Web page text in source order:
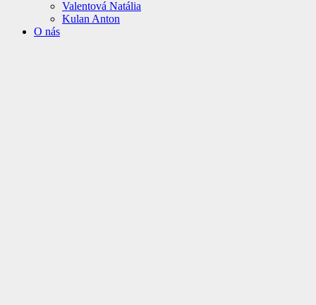
Valentová Natália
Kulan Anton
O nás